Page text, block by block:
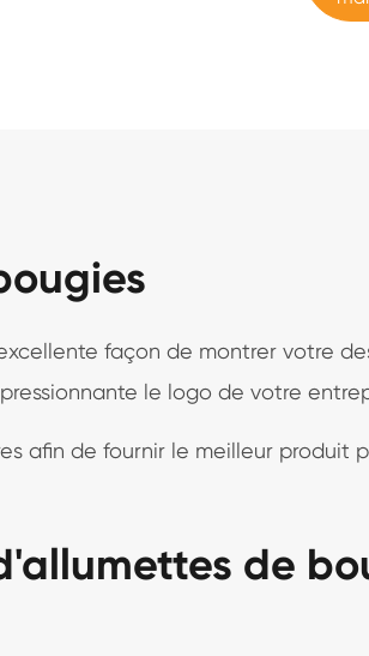
façon de montrer votre
le logo de votre
afin de fournir le meilleur
de